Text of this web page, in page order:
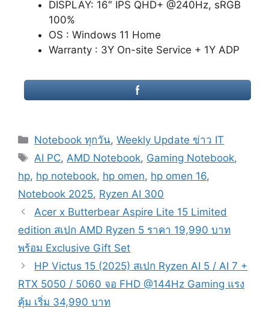
DISPLAY: 16″ IPS QHD+ @240Hz, sRGB
100%
OS : Windows 11 Home
Warranty : 3Y On-site Service + 1Y ADP
Categories
Notebook ทุกวัน,Weekly Update ข่าว IT
Tags
AI PC,AMD Notebook, Gaming Notebook,
hp, hp notebook, hp omen, hp omen 16,
Notebook 2025, Ryzen AI 300
Post
navigation
Acer x Butterbear Aspire Lite 15 Limited
edition สเปก AMD Ryzen 5 ราคา 19,990 บาท
พร้อม Exclusive Gift Set
HP Victus 15 (2025) สเปก Ryzen AI 5 / AI 7 +
RTX 5050 / 5060 จอ FHD @144Hz Gaming แรง
คุ้ม เริ่ม 34,990 บาท